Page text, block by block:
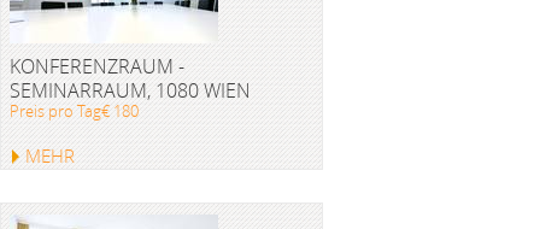
KONFERENZRAUM -
SEMINARRAUM, 1080 WIEN
Preis pro Tag€ 180
MEHR